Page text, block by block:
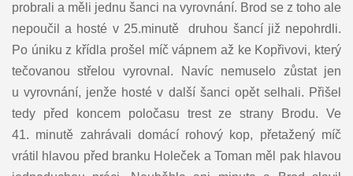
probrali a měli jednu šanci na vyrovnání. Brod se z toho ale
nepoučil a hosté v 25.minutě druhou šancí již nepohrdli.
Po úniku z křídla prošel míč vápnem až ke Kopřivovi, který
tečovanou střelou vyrovnal. Navíc nemuselo zůstat jen
u vyrovnání, jenže hosté v další šanci opět selhali. Přišel
tedy před koncem poločasu trest ze strany Brodu. Ve
41. minutě zahrávali domácí rohový kop, přetažený míč
vrátil hlavou před branku Holeček a Toman měl pak hlavou